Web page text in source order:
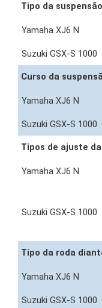
Tipo da
Curso da
Tipos de ajuste
Tipo da roda